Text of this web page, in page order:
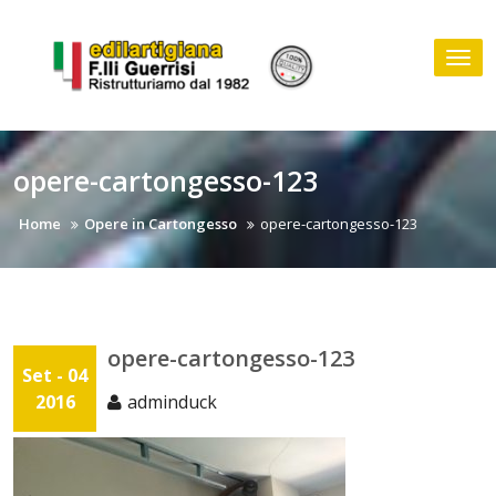
content
opere-cartongesso-123
Home Opere in Cartongesso opere-cartongesso-123
Set - 04
2016
opere-cartongesso-123
adminduck